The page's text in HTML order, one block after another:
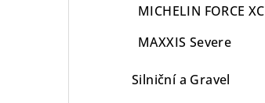
MICHELIN FORCE XC
MAXXIS Severe
Silniční a Gravel